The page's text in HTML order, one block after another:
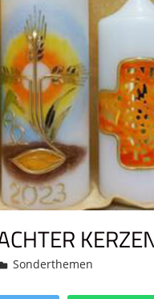
Sonderthemen